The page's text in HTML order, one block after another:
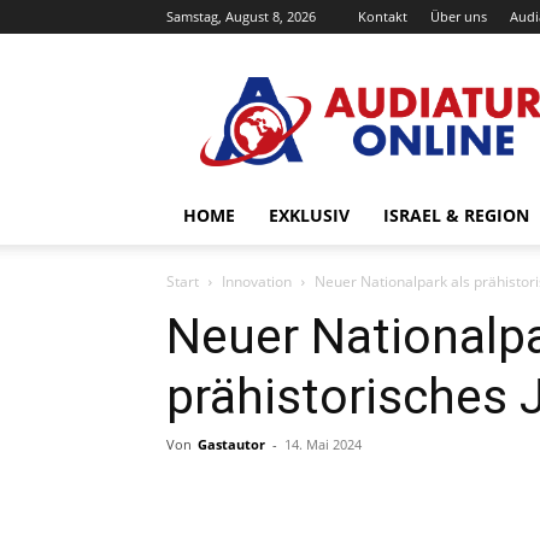
Samstag, August 8, 2026 Kontakt Über uns
Online
HOME EXKLUSIV ISRAEL & REGION
Start Innovation Neuer Nationalpark als
Neuer
prähistorisches
Von Gastautor - 14. Mai 2024